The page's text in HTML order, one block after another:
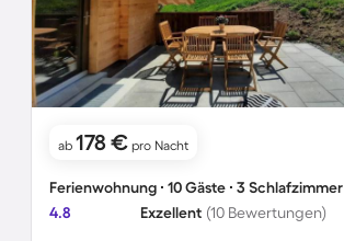
ab 178 € pro Nacht
Ferienwohnung ∙ 10 Gäste ∙ 3 Schlafzimmer
4.8
Exzellent (10 Bewertungen)